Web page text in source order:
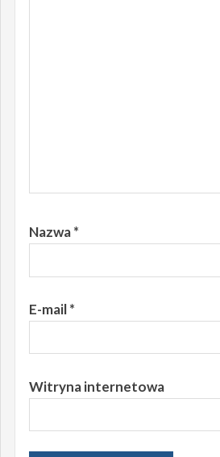
Nazwa*
E-mail*
Witryna internetowa